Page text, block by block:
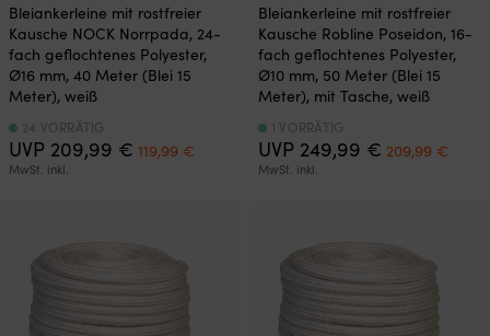
Bleiankerleine mit rostfreier
Kausche NOCK Norrpada, 24-
fach geflochtenes Polyester,
Ø16 mm, 40 Meter (Blei 15
Meter), weiß
UVP 209,99 € Ursprünglicher
Preis
119,99 € Aktueller
MwSt. inkl.
24 VORRÄTIG
Bleiankerleine mit rostfreier
Kausche Robline Poseidon, 16-
fach geflochtenes Polyester,
Ø10 mm, 50 Meter (Blei 15
Meter), mit Tasche, weiß
UVP 249,99 €
Preis
209,99 €
MwSt. inkl.
1 VORRÄTIG